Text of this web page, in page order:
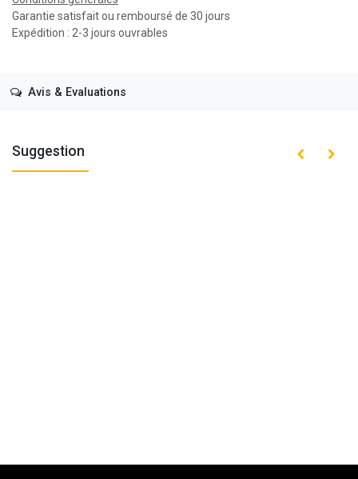
Garantie satisfait ou remboursé de 30 jours
Expédition : 2-3 jours ouvrables
Avis & Evaluations
Suggestion